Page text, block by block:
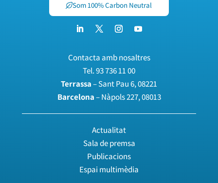
Som 100% Carbon Neutral
Contacta amb nosaltres
Tel.93 736 11 00
Terrassa– Sant Pau 6, 08221
Barcelona– Nàpols 227, 08013
Actualitat
Sala de premsa
Publicacions
Espai multimèdia